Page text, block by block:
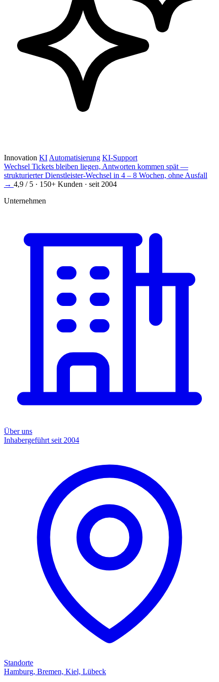
Innovation KI Automatisierung KI-Support
Wechsel Tickets bleiben liegen, Antworten kommen spät —
strukturierter Dienstleister-Wechsel in 4 – 8 Wochen, ohne Ausfall
→ 4,9 / 5 · 150+ Kunden · seit 2004
Unternehmen
Über uns
Inhabergeführt seit 2004
Standorte
Hamburg, Bremen, Kiel, Lübeck